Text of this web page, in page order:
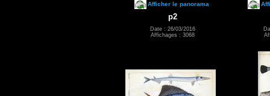
Afficher le panorama
p2
Date : 26/03/2016
Affichages : 3068